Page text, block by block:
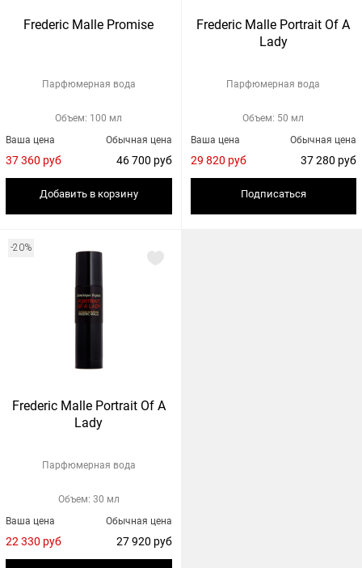
Frederic Malle Promise
Парфюмерная вода
Объем: 100 мл
Обычная цена
46 700 руб
Ваша цена
37 360 руб
Добавить в корзину
Frederic Malle Portrait Of A
Lady
Парфюмерная вода
Объем: 50 мл
Обычная цена
37 280 руб
Ваша цена
29 820 руб
Подписаться
-20%
Frederic Malle Portrait Of A
Lady
Парфюмерная вода
Объем: 30 мл
Обычная цена
27 920 руб
Ваша цена
22 330 руб